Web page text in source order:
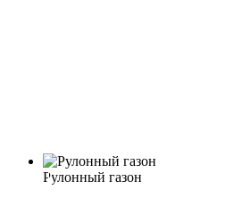
Рулонный газон